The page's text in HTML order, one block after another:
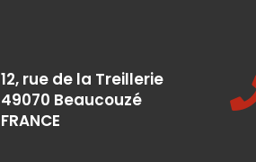
12, rue de la Treillerie
49070 Beaucouzé
FRANCE